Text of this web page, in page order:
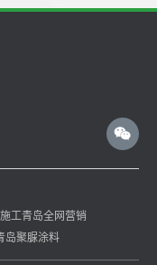
工青岛全网营销
岛聚脲涂料